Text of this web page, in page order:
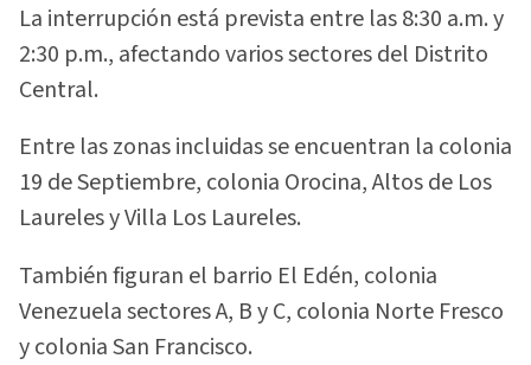
La interrupción está prevista entre las 8:30 a.m. y
2:30 p.m., afectando varios sectores del Distrito
Central.
Entre las zonas incluidas se encuentran la colonia
19 de Septiembre, colonia Orocina, Altos de Los
Laureles y Villa Los Laureles.
También figuran el barrio El Edén, colonia
Venezuela sectores A, B y C, colonia Norte Fresco
y colonia San Francisco.